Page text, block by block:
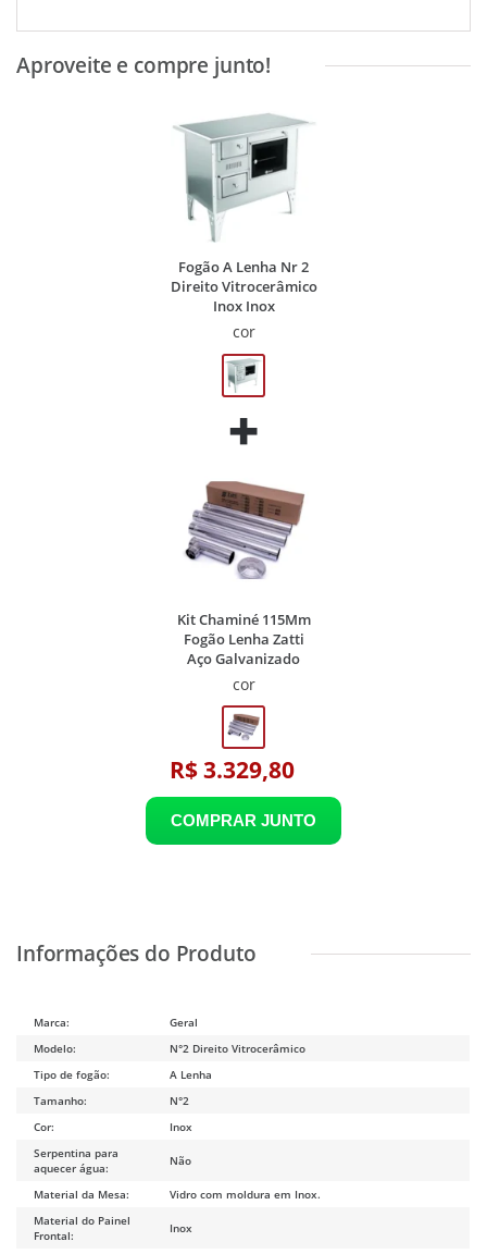
Fogão A Lenha Nr 2
Direito Vitrocerâmico
Inox Inox
cor
Kit Chaminé 115Mm
Fogão Lenha Zatti
Aço Galvanizado
cor
R$ 3.329,80
Marca:
Geral
Modelo:
N°2 Direito Vitrocerâmico
Tipo de fogão:
A Lenha
Tamanho:
N°2
Cor:
Inox
Serpentina para
aquecer água:
Não
Material da Mesa:
Vidro com moldura em Inox.
Material do Painel
Frontal:
Inox